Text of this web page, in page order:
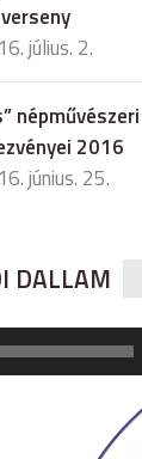
július. 2.
2016
június. 25.
DALLAM